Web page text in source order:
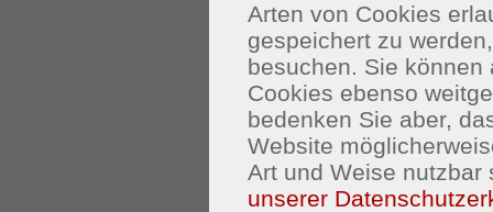
Arten von Cookies
gespeichert zu
besuchen. Sie
Cookies ebenso
bedenken Sie aber,
Website
Art und Weise nutzbar
unserer